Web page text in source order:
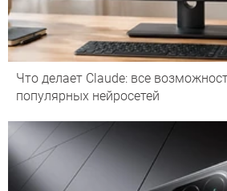
Что делает Сlaude: все
популярных нейросетей